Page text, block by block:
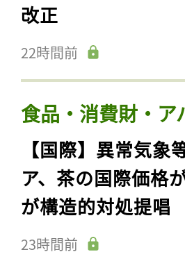
改正
22時間前
食品・消費財・ア
【国際】異常気
ア、茶の国際価格
が構造的対処提唱
23時間前